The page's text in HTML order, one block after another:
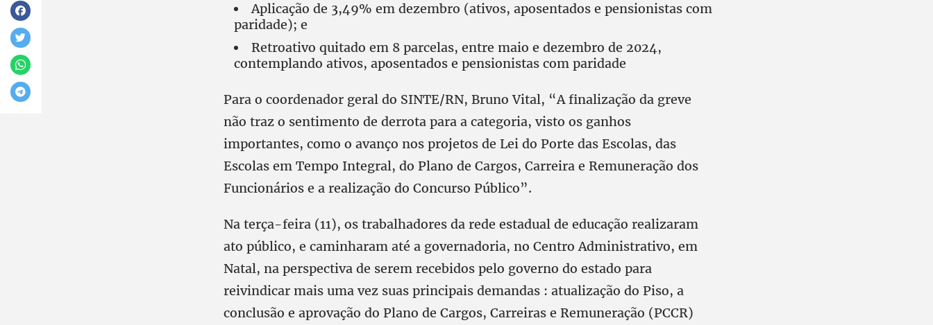
Aplicação de 3,49% em dezembro (ativos, aposentados e pensionistas com
paridade); e
Retroativo quitado em 8 parcelas, entre maio e dezembro de 2024,
contemplando ativos, aposentados e pensionistas com paridade
Para o coordenador geral do SINTE/RN, Bruno Vital, “A finalização da greve
não traz o sentimento de derrota para a categoria, visto os ganhos
importantes, como o avanço nos projetos de Lei do Porte das Escolas, das
Escolas em Tempo Integral, do Plano de Cargos, Carreira e Remuneração dos
Funcionários e a realização do Concurso Público”.
Na terça-feira (11), os trabalhadores da rede estadual de educação realizaram
ato público, e caminharam até a governadoria, no Centro Administrativo, em
Natal, na perspectiva de serem recebidos pelo governo do estado para
reivindicar mais uma vez suas principais demandas : atualização do Piso, a
conclusão e aprovação do Plano de Cargos, Carreiras e Remuneração (PCCR)